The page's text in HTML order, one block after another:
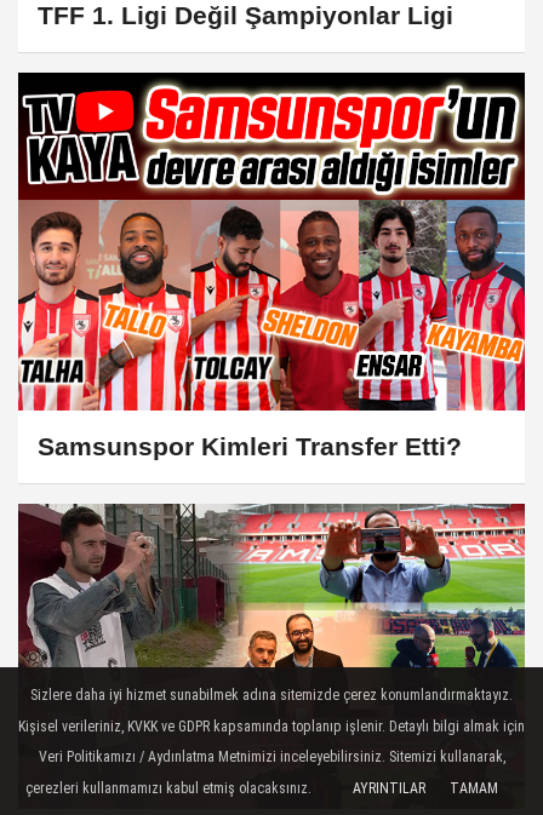
TFF 1. Ligi Değil Şampiyonlar Ligi
Samsunspor Kimleri Transfer Etti?
Sizlere daha iyi hizmet sunabilmek adına sitemizde çerez konumlandırmaktayız.
Kişisel verileriniz, KVKK ve GDPR kapsamında toplanıp işlenir. Detaylı bilgi almak için
Veri Politikamızı / Aydınlatma Metnimizi inceleyebilirsiniz. Sitemizi kullanarak,
çerezleri kullanmamızı kabul etmiş olacaksınız.
AYRINTILAR TAMAM